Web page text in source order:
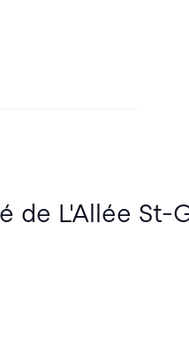
de L'Allée St-